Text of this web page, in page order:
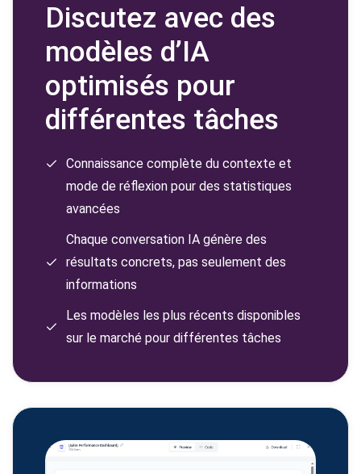
Discutez avec des
modèles d’IA
optimisés pour
différentes tâches
Connaissance complète du contexte et
mode de réflexion pour des statistiques
avancées
Chaque conversation IA génère des
résultats concrets, pas seulement des
informations
Les modèles les plus récents disponibles
sur le marché pour différentes tâches